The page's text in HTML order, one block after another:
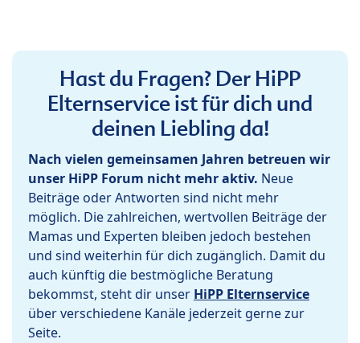
Hast du Fragen? Der HiPP
Elternservice ist für dich und
deinen Liebling da!
Nach vielen gemeinsamen Jahren betreuen wir
unser HiPP Forum nicht mehr aktiv. Neue
Beiträge oder Antworten sind nicht mehr
möglich. Die zahlreichen, wertvollen Beiträge der
Mamas und Experten bleiben jedoch bestehen
und sind weiterhin für dich zugänglich. Damit du
auch künftig die bestmögliche Beratung
bekommst, steht dir unser HiPP Elternservice
über verschiedene Kanäle jederzeit gerne zur
Seite.